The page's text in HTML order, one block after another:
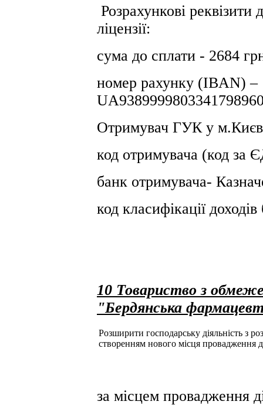
Розрахункові
ліцензії:
сума до сплати - 2684
номер рахунку (IBAN) –
Отримувач ГУК у
код отримувача (код
банк отримувача-
код класифікації
10 Товариство з
"Бердянська
Розширити господарську діяльність з
створенням нового місця провадження
за місцем провадження